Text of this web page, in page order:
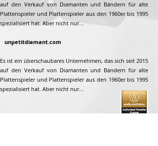
auf den Verkauf von Diamanten und Bändern für alte
Plattenspieler und Plattenspieler aus den 1960er bis 1995
spezialisiert hat. Aber nicht nur...
unpetitdiamant.com
Es ist ein überschaubares Unternehmen, das sich seit 2015
auf den Verkauf von Diamanten und Bändern für alte
Plattenspieler und Plattenspieler aus den 1960er bis 1995
spezialisiert hat. Aber nicht nur...